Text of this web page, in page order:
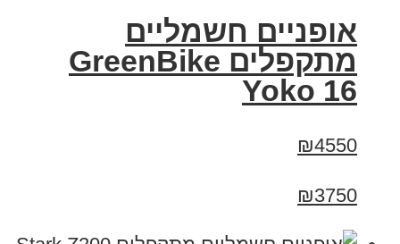
‏אופניים חשמליים
‏מתקפלים GreenBike
Yoko 16
₪4550
₪3750